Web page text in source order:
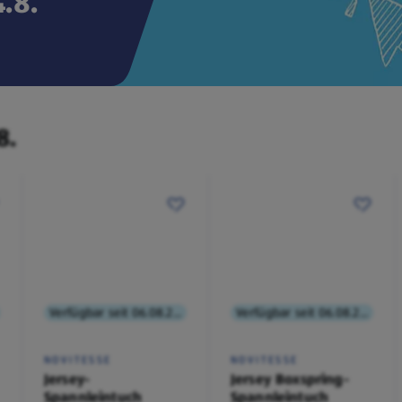
NOVITESSE
Jersey-
Spannleintuch
NOVITESSE
Jersey Boxspring-
Spannleintuch